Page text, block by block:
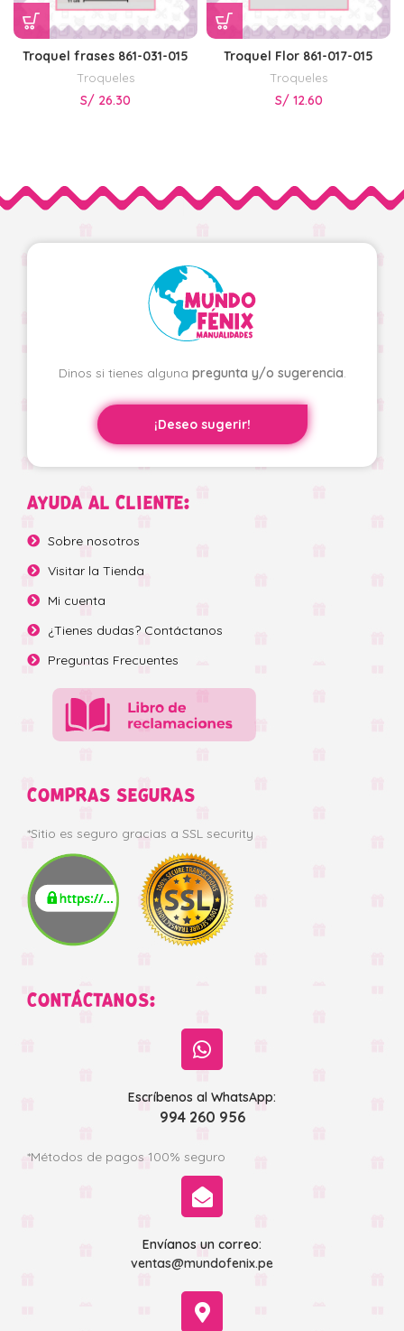
Troquel frases 861-031-015
Troqueles
S/ 26.30
Troquel Flor 861-017-015
Troqueles
S/ 12.60
Dinos si tienes alguna pregunta y/o sugerencia.
¡Deseo sugerir!
AYUDA AL CLIENTE:
Sobre nosotros
Visitar la Tienda
Mi cuenta
¿Tienes dudas? Contáctanos
Preguntas Frecuentes
COMPRAS SEGURAS
*Sitio es seguro gracias a SSL security
CONTÁCTANOS:
Escríbenos al WhatsApp:
994 260 956
*Métodos de pagos 100% seguro
Envíanos un correo:
ventas@mundofenix.pe